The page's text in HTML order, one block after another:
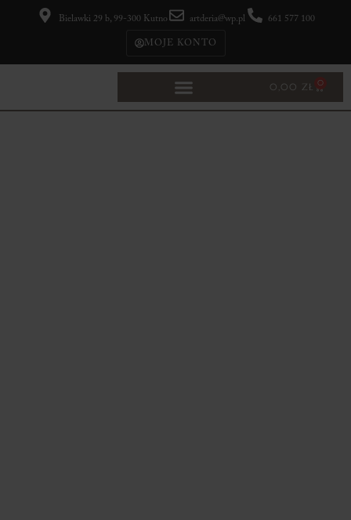
MOJE KONTO
Bielawki 29 b, 99-300 Kutno artderia@wp.pl 661 577 100
0,00 ZŁ 0